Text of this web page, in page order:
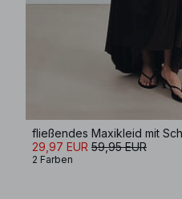
29,97 EUR 59,95 EUR
2 Farben